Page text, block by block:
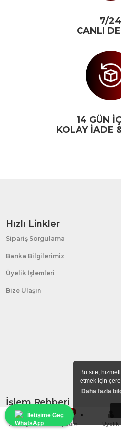
Bu site,
etmek için
Daha fazla
İletişime Geç
7/24
CANLI
14 GÜN
KOLAY İADE
Hızlı Linkler
Sipariş Sorgulama
Banka Bilgilerimiz
Üyelik İşlemleri
Bize Ulaşın
İşlem Rehberi
Hakkımızda
Anasayfa Sepetim
0
Üyelik